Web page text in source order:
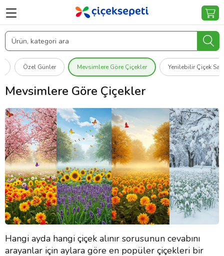
Özel Günler Mevsimlere Göre Çiçekler Yenilebilir Çiçek
Mevsimlere Göre Çiçekler
Hangi ayda hangi çiçek alınır sorusunun cevabını
arayanlar için aylara göre en popüler çiçekleri bir